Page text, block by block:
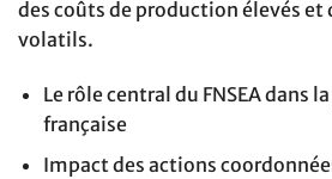
des coûts de production élevés
volatils.
Le rôle central du FNSEA dans
française
Impact des actions